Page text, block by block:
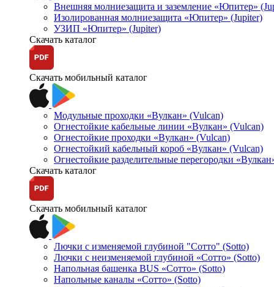
Внешняя молниезащита и заземление «Юпитер»
Изолированная молниезащита «Юпитер» (Jupiter)
УЗИП «Юпитер» (Jupiter)
Скачать каталог
Скачать мобильный каталог
Модульные проходки «Вулкан» (Vulcan)
Огнестойкие кабельные линии «Вулкан» (Vulcan)
Огнестойкие проходки «Вулкан» (Vulcan)
Огнестойкий кабельный короб «Вулкан» (Vulcan)
Огнестойкие разделительные перегородки
Скачать каталог
Скачать мобильный каталог
Лючки с изменяемой глубиной "Сотто" (Sotto)
Лючки с неизменяемой глубиной «Сотто» (Sotto)
Напольная башенка BUS «Сотто» (Sotto)
Напольные каналы «Сотто» (Sotto)